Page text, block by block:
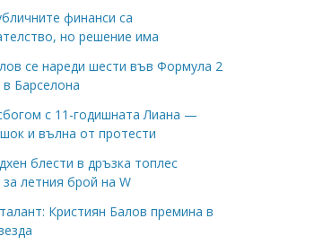
финанси са
но решение има
се нареди шести във Формула 2
Барселона
с 11-годишната Лиана —
и вълна от протести
блести в дръзка топлес
летния брой на W
Кристиян Балов премина в